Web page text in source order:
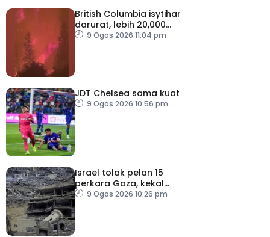
British Columbia isytihar
darurat, lebih 20,000
penduduk dipindahkan
9 Ogos 2026 11:04 pm
JDT Chelsea sama kuat
9 Ogos 2026 10:56 pm
Israel tolak pelan 15
perkara Gaza, kekal
desak Hamas lucut
9 Ogos 2026 10:26 pm